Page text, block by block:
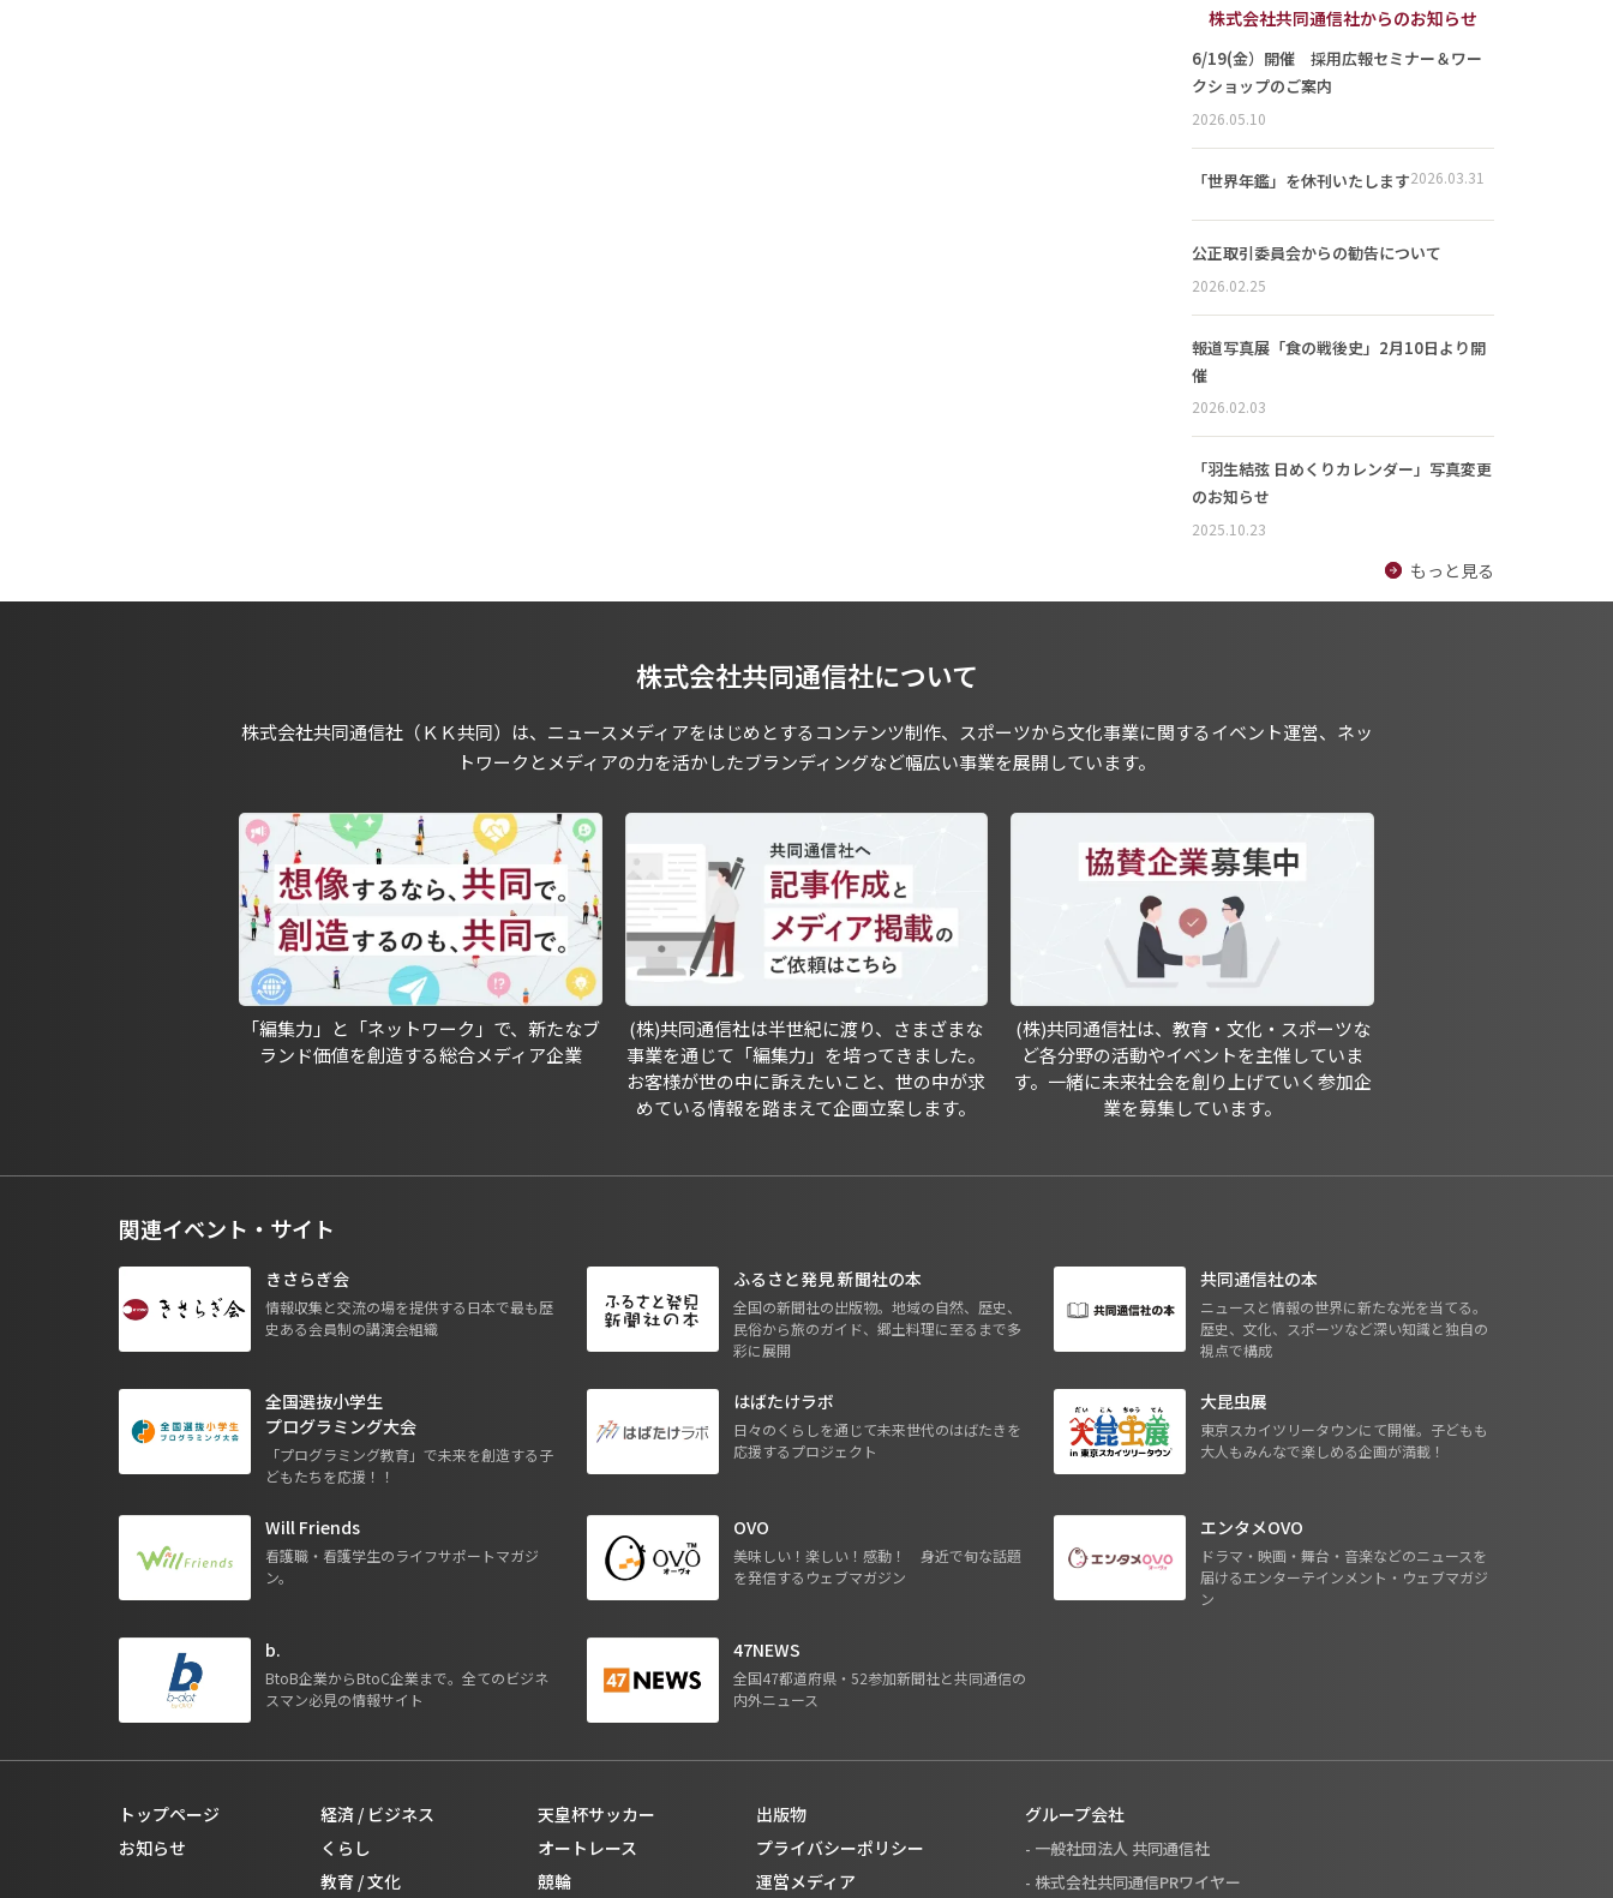
株式会社共同通信社からのお知らせ
6/19(金）開催 採用広報セミナー＆ワー
クショップのご案内
2026.05.10
「世界年鑑」を休刊いたします2026.03.31
公正取引委員会からの勧告について
2026.02.25
報道写真展「食の戦後史」2月10日より開
催
2026.02.03
「羽生結弦 日めくりカレンダー」写真変更
のお知らせ
2025.10.23
もっと見る
株式会社共同通信社について
株式会社共同通信社（ＫＫ共同）は、ニュースメディアをはじめとするコンテンツ制作、スポーツから文化事業に関するイベント運営、ネッ
トワークとメディアの力を活かしたブランディングなど幅広い事業を展開しています。
「編集力」と「ネットワーク」で、新たなブ
ランド価値を創造する総合メディア企業
(株)共同通信社は半世紀に渡り、さまざまな
事業を通じて「編集力」を培ってきました。
お客様が世の中に訴えたいこと、世の中が求
めている情報を踏まえて企画立案します。
(株)共同通信社は、教育・文化・スポーツな
ど各分野の活動やイベントを主催していま
す。一緒に未来社会を創り上げていく参加企
業を募集しています。
関連イベント・サイト
きさらぎ会
情報収集と交流の場を提供する日本で最も歴
史ある会員制の講演会組織
ふるさと発見 新聞社の本
全国の新聞社の出版物。地域の自然、歴史、
民俗から旅のガイド、郷土料理に至るまで多
彩に展開
共同通信社の本
ニュースと情報の世界に新たな光を当てる。
歴史、文化、スポーツなど深い知識と独自の
視点で構成
全国選抜小学生
プログラミング大会
「プログラミング教育」で未来を創造する子
どもたちを応援！！
はばたけラボ
日々のくらしを通じて未来世代のはばたきを
応援するプロジェクト
大昆虫展
東京スカイツリータウンにて開催。子どもも
大人もみんなで楽しめる企画が満載！
Will Friends
看護職・看護学生のライフサポートマガジ
ン。
OVO
美味しい！楽しい！感動！ 身近で旬な話題
を発信するウェブマガジン
エンタメOVO
ドラマ・映画・舞台・音楽などのニュースを
届けるエンターテインメント・ウェブマガジ
ン
b.
BtoB企業からBtoC企業まで。全てのビジネ
スマン必見の情報サイト
47NEWS
全国47都道府県・52参加新聞社と共同通信の
内外ニュース
トップページ
お知らせ
経済 / ビジネス
くらし
教育 / 文化
天皇杯サッカー
オートレース
競輪
出版物
プライバシーポリシー
運営メディア
グループ会社
- 一般社団法人 共同通信社
- 株式会社共同通信PRワイヤー